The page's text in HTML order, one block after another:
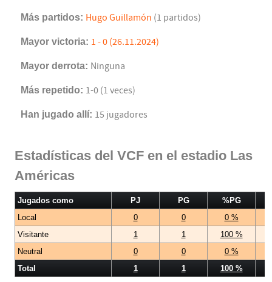
Más partidos: Hugo Guillamón (1 partidos)
Mayor victoria: 1 - 0 (26.11.2024)
Mayor derrota: Ninguna
Más repetido: 1-0 (1 veces)
Han jugado allí: 15 jugadores
Estadísticas del VCF en el estadio Las
Américas
Jugados como PJ PG
%PG
Local
0 0
0 %
Visitante
1 1
100 %
Neutral
0 0
0 %
Total
1 1 100 %